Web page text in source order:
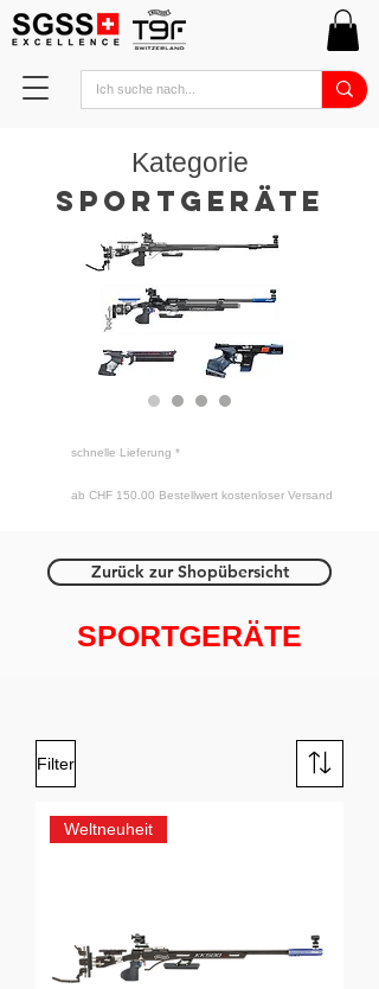
Kategorie
SportgeräTE
schnelle Lieferung *
ab CHF 150.00 Bestellwert kostenloser Versand
Zurück zur Shopübersicht
SPORTGERÄTE
Filter
Weltneuheit